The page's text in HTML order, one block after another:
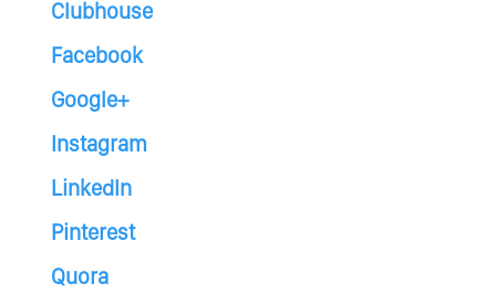
Clubhouse
Facebook
Google+
Instagram
LinkedIn
Pinterest
Quora